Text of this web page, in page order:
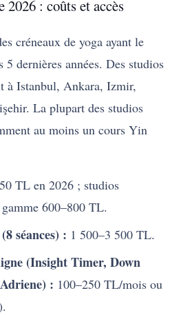
: coûts et accès
créneaux de yoga ayant le
5 dernières années. Des studios
à Istanbul, Ankara, Izmir,
La plupart des studios
au moins un cours Yin
TL en 2026 ; studios
600–800 TL.
séances) : 1 500–3 500 TL.
(Insight Timer, Down
: 100–250 TL/mois ou